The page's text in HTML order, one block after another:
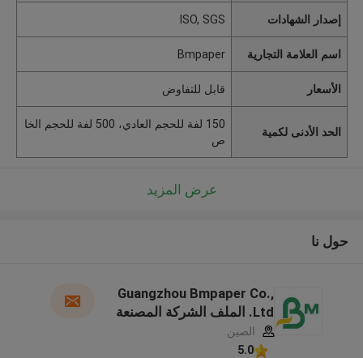
إصدار الشهادات ISO, SGS
اسم العلامة التجارية Bmpaper
الأسعار قابل للتفاوض
الحد الأدنى لكمية
150 لفة للحجم العادي، 500 لفة للحجم الخا
ص
عرض المزيد
حول نا
Guangzhou Bmpaper Co.,
Ltd. الملف الشركة المصنعة
الصين
5.0